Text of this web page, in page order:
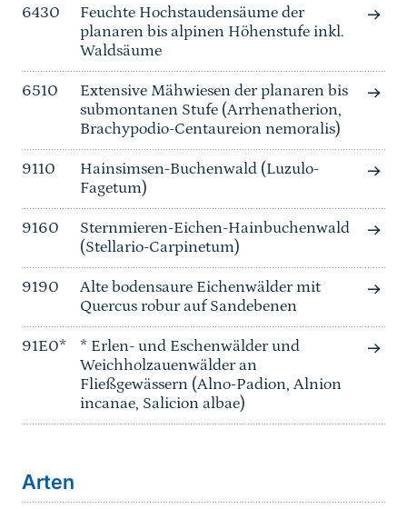
6430
Feuchte Hochstaudensäume der
planaren bis alpinen Höhenstufe inkl.
Waldsäume
6510
Extensive Mähwiesen der planaren bis
submontanen Stufe (Arrhenatherion,
Brachypodio-Centaureion nemoralis)
9110
Hainsimsen-Buchenwald (Luzulo-
Fagetum)
9160
Sternmieren-Eichen-Hainbuchenwald
(Stellario-Carpinetum)
9190
Alte bodensaure Eichenwälder mit
Quercus robur auf Sandebenen
91E0*
* Erlen- und Eschenwälder und
Weichholzauenwälder an
Fließgewässern (Alno-Padion, Alnion
incanae, Salicion albae)
Arten